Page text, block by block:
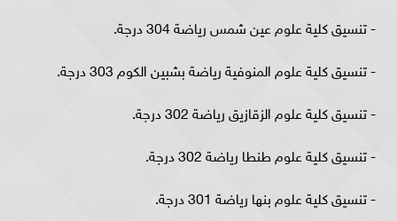
- تنسيق كلية علوم عين شمس رياضة 304 درجة.
- تنسيق كلية علوم المنوفية رياضة بشبين الكوم 303 درجة.
- تنسيق كلية علوم الزقازيق رياضة 302 درجة.
- تنسيق كلية علوم طنطا رياضة 302 درجة.
- تنسيق كلية علوم بنها رياضة 301 درجة.